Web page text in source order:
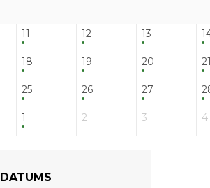
11 12 13
18 19 20
25 26 27
1 2 3 4
DATUMS